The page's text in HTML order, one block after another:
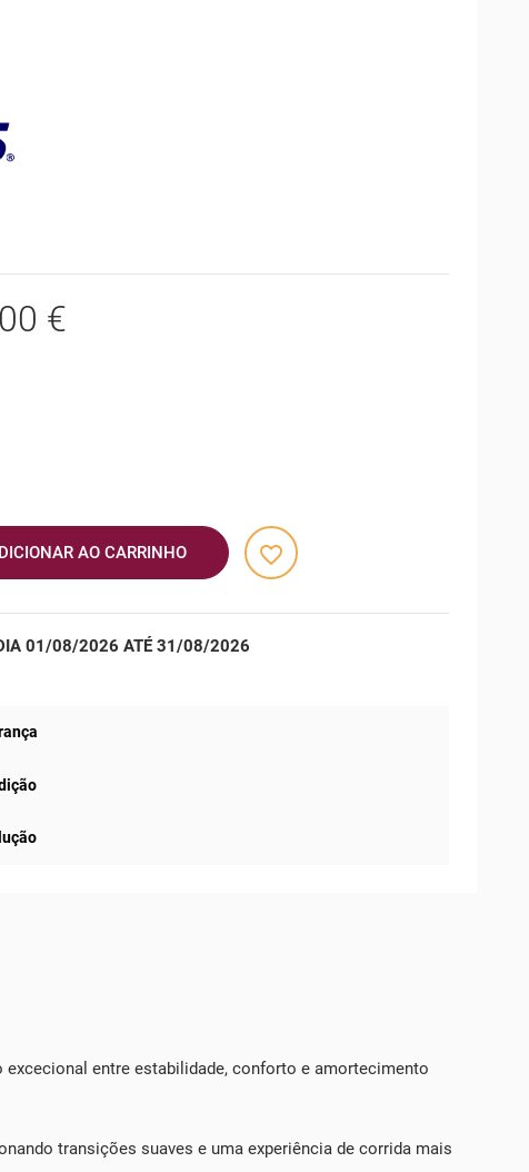
€
AO CARRINHO favorite_border
DIA 01/08/2026 ATÉ 31/08/2026
entre estabilidade, conforto e amortecimento
transições suaves e uma experiência de corrida mais